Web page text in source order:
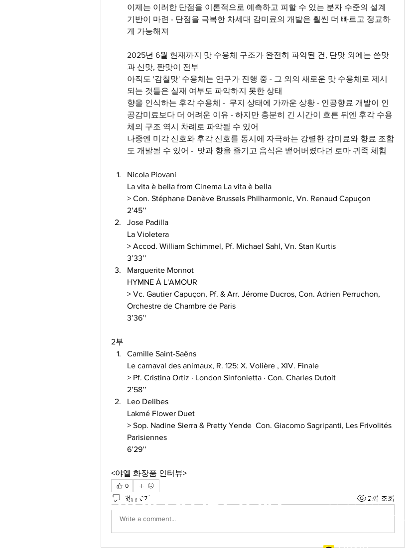
이제는 이러한 단점을 이론적으로 예측하고 피할 수 있는 분자 수준의 설계
기반이 마련 - 단점을 극복한 차세대 감미료의 개발은 훨씬 더 빠르고 정교하
게 가능해져
2025년 6월 현재까지 맛 수용체 구조가 완전히 파악된 건, 단맛 외에는 쓴맛
과 신맛, 짠맛이 전부
아직도 '감칠맛' 수용체는 연구가 진행 중 - 그 외의 새로운 맛 수용체로 제시
되는 것들은 실재 여부도 파악하지 못한 상태
향을 인식하는 후각 수용체 -  무지 상태에 가까운 상황 - 인공향료 개발이 인
공감미료보다 더 어려운 이유 - 하지만 충분히 긴 시간이 흐른 뒤엔 후각 수용
체의 구조 역시 차례로 파악될 수 있어
나중엔 미각 신호와 후각 신호를 동시에 자극하는 강렬한 감미료와 향료 조합
도 개발될 수 있어 -  맛과 향을 즐기고 음식은 뱉어버렸다던 로마 귀족 체험
Nicola Piovani
La vita è bella from Cinema La vita è bella
> Con. Stéphane Denève Brussels Philharmonic, Vn. Renaud Capuçon
2’45’’
Jose Padilla
La Violetera
> Accod. William Schimmel, Pf. Michael Sahl, Vn. Stan Kurtis
3’33’’
Marguerite Monnot
HYMNE À L'AMOUR
> Vc. Gautier Capuçon, Pf. & Arr. Jérome Ducros, Con. Adrien Perruchon,
Orchestre de Chambre de Paris
3’36’'
2부
Camille Saint-Saëns
Le carnaval des animaux, R. 125: X. Volière , XIV. Finale
> Pf. Cristina Ortiz · London Sinfonietta · Con. Charles Dutoit
2’58’’
Leo Delibes
Lakmé Flower Duet
> Sop. Nadine Sierra & Pretty Yende  Con. Giacomo Sagripanti, Les Frivolités
Parisiennes
6’29’’
<야엘 화장품 인터뷰>
0
댓글 0개 2회 조회
Write a comment...
RADIO KOREA NY 136-56 39th